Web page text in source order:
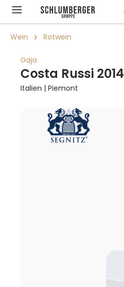
springen
Wein Rotwein
Gaja
Costa Russi 2014
Italien | Piemont
Bildergalerie überspringen